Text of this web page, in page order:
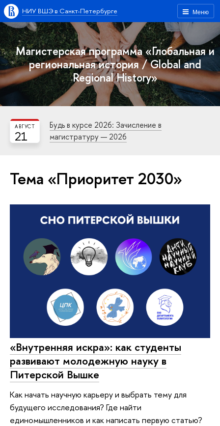
Меню
НИУ ВШЭ в Санкт-Петербурге
Магистерская программа «Глобальная и
региональная история / Global and
Regional History»
21
АВГУСТ
Будь в курсе 2026: Зачисление в
магистратуру — 2026
Тема «Приоритет 2030»
«Внутренняя искра»: как студенты
развивают молодежную науку в
Питерской Вышке
Как начать научную карьеру и выбрать тему для
будущего исследования? Где найти
единомышленников и как написать первую статью?